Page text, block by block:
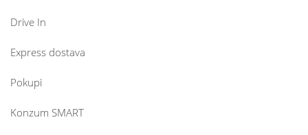
Drive In
Express dostava
Pokupi
Konzum SMART